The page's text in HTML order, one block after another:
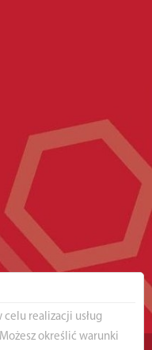
celu realizacji usług
określić warunki